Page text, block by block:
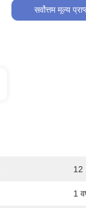
सर्वोत्तम मूल्य
12
1